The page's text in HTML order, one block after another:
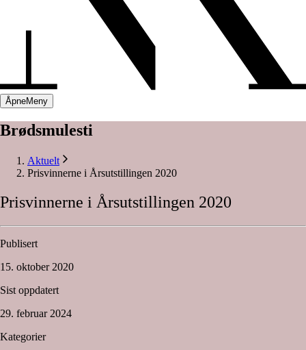
ÅpneMeny
Brødsmulesti
Aktuelt
Prisvinnerne i Årsutstillingen 2020
Prisvinnerne i Årsutstillingen 2020
Publisert
15. oktober 2020
Sist oppdatert
29. februar 2024
Kategorier